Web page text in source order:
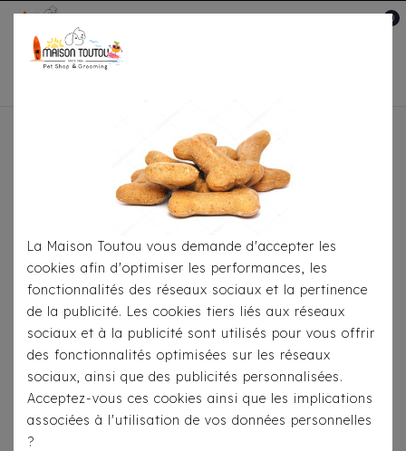
0
Soins-Hygiène
Soins Au
Lingettes Camon Mushio & Aloe
La Maison Toutou vous demande d'accepter les
cookies afin d'optimiser les performances, les
fonctionnalités des réseaux sociaux et la pertinence
de la publicité. Les cookies tiers liés aux réseaux
sociaux et à la publicité sont utilisés pour vous offrir
des fonctionnalités optimisées sur les réseaux
sociaux, ainsi que des publicités personnalisées.
Acceptez-vous ces cookies ainsi que les implications
associées à l'utilisation de vos données personnelles
?